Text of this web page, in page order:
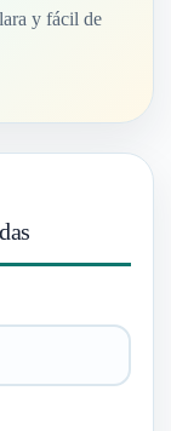
y fácil de